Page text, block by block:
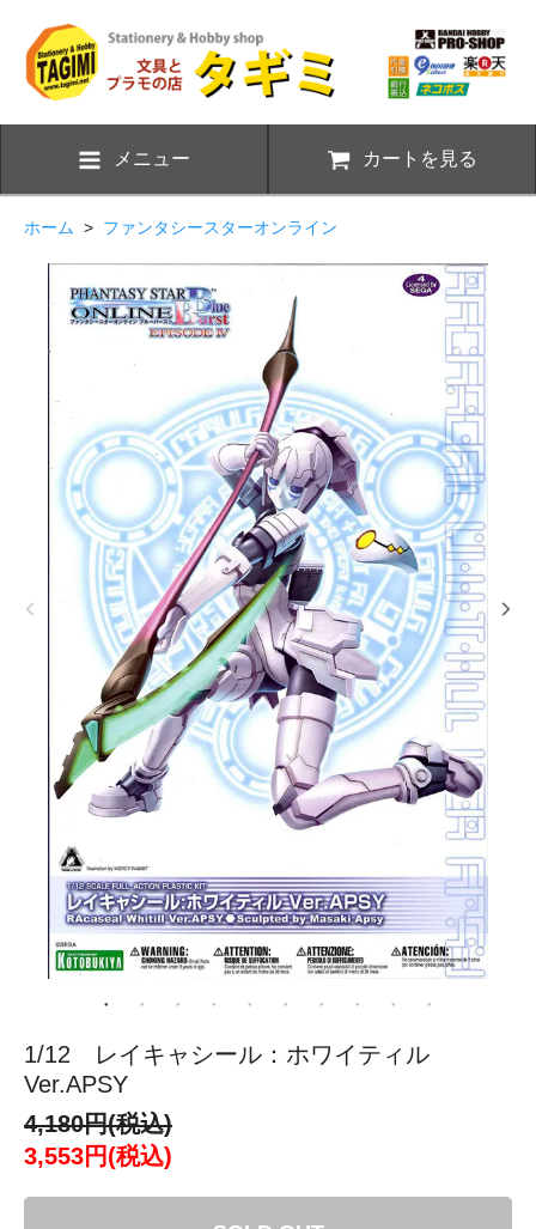
メニュー カートを見る
ホーム > ファンタシースターオンライン
1/12 レイキャシール：ホワイティル
Ver.APSY
4,180円(税込)
3,553円(税込)